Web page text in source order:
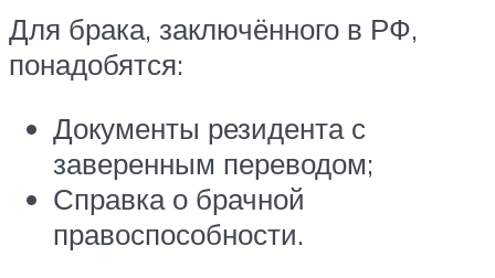
Для брака, заключённого в РФ,
понадобятся:
Документы резидента с
заверенным переводом;
Справка о брачной
правоспособности.